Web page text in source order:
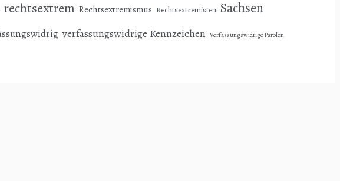
rechtsextrem Rechtsextremismus Rechtsextremisten Sachsen
verfassungswidrige Kennzeichen Verfassungswidrige Parolen